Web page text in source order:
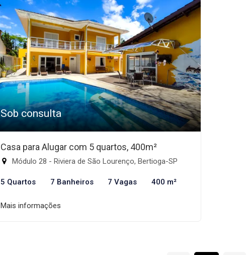
Sob consulta
Casa para Alugar com 5 quartos, 400m²
Módulo 28 - Riviera de São Lourenço, Bertioga-SP
5 Quartos 7 Banheiros 7 Vagas 400 m²
Mais informações